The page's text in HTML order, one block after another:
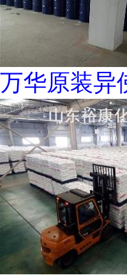
万华原装异